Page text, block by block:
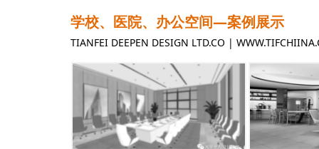
学校、医院、办公空间—案例展示
TIANFEI DEEPEN DESIGN LTD.CO |